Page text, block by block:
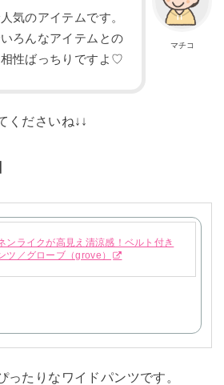
マチコ
気のアイテムです。
ろんなアイテムとの
性ばっちりですよ♡
くださいね↓↓
ンライクが高見え清涼感！ベルト付き
ツ／グローブ（grove）
ったりなワイドパンツです。